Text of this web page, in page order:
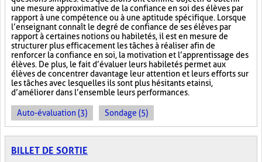
une mesure approximative de la confiance en soi des élèves par
rapport à une compétence ou à une aptitude spécifique. Lorsque
l’enseignant connaît le degré de confiance de ses élèves par
rapport à certaines notions ou habiletés, il est en mesure de
structurer plus efficacement les tâches à réaliser afin de
renforcer la confiance en soi, la motivation et l’apprentissage des
élèves. De plus, le fait d’évaluer leurs habiletés permet aux
élèves de concentrer davantage leur attention et leurs efforts sur
les tâches avec lesquelles ils sont plus hésitants et ainsi,
d’améliorer dans l’ensemble leurs performances.
Auto-évaluation (3) Sondage (5)
BILLET DE SORTIE